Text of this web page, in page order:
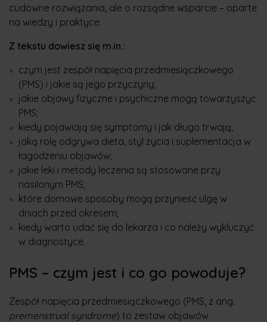
cudowne rozwiązania, ale o rozsądne wsparcie – oparte
na wiedzy i praktyce.
Z tekstu dowiesz się m.in.:
czym jest zespół napięcia przedmiesiączkowego
(PMS) i jakie są jego przyczyny;
jakie objawy fizyczne i psychiczne mogą towarzyszyć
PMS;
kiedy pojawiają się symptomy i jak długo trwają;
jaką rolę odgrywa dieta, styl życia i suplementacja w
łagodzeniu objawów;
jakie leki i metody leczenia są stosowane przy
nasilonym PMS;
które domowe sposoby mogą przynieść ulgę w
dniach przed okresem;
kiedy warto udać się do lekarza i co należy wykluczyć
w diagnostyce.
PMS – czym jest i co go powoduje?
Zespół napięcia przedmiesiączkowego (PMS, z ang.
premenstrual syndrome) to zestaw objawów